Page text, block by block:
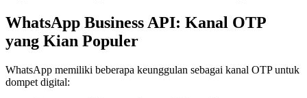
WhatsApp Business API: Kanal OTP
yang Kian Populer
WhatsApp memiliki beberapa keunggulan sebagai kanal OTP untuk
dompet digital: